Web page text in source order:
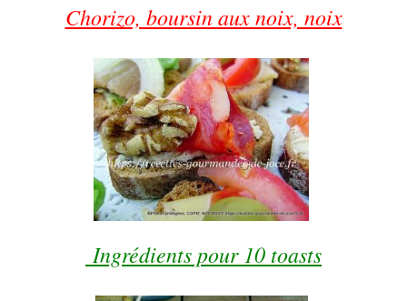
Chorizo, boursin aux noix, noix
Ingrédients pour 10 toasts